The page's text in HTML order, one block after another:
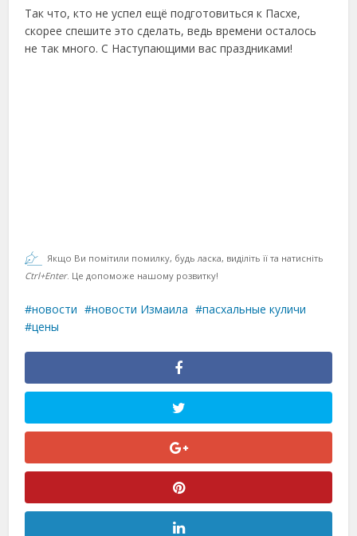
Так что, кто не успел ещё подготовиться к Пасхе,
скорее спешите это сделать, ведь времени осталось
не так много. С Наступающими вас праздниками!
Якщо Ви помітили помилку, будь ласка, виділіть її та натисніть
Ctrl+Enter. Це допоможе нашому розвитку!
новости новости Измаила
пасхальные куличи
цены